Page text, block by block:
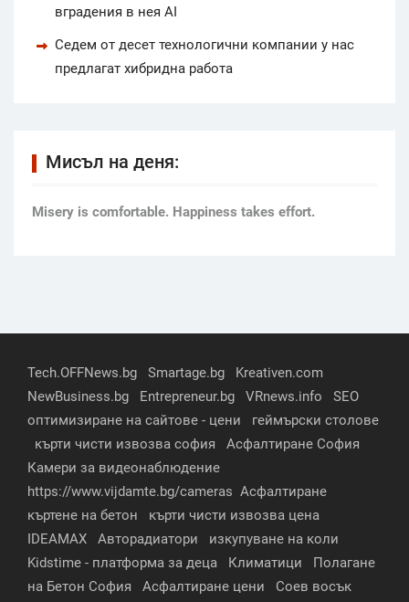
вградения в нея AI
Седем от десет технологични компании у нас
предлагат хибридна работа
Мисъл на деня:
Мisery is comfortable. Happiness takes effort.
Tech.OFFNews.bg Smartage.bg
Kreativen.com
NewBusiness.bg
Entrepreneur.bg VRnews.info
SEO
оптимизиране на сайтове - цени
геймърски столове
кърти чисти извозва софия
Асфалтиране София
Камери за видеонаблюдение
https://www.vijdamte.bg/cameras Асфалтиране
къртене на бетон
кърти чисти извозва цена
IDEAMAX
Авторадиатори
изкупуване на коли
Kidstime - платформа за деца
Климатици
Полагане
на Бетон София
Асфалтиране цени
Соев восък